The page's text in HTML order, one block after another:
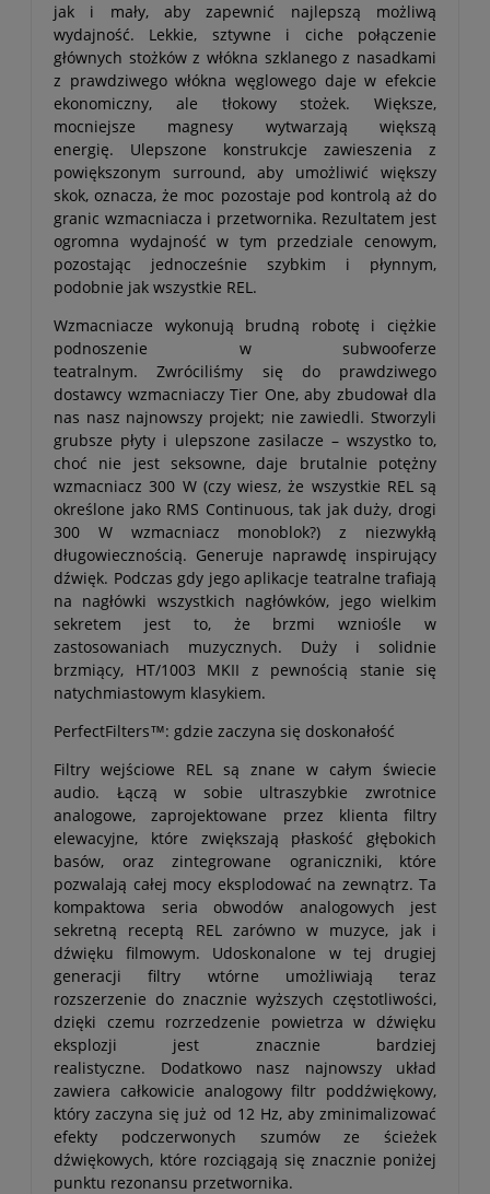
jak i mały, aby zapewnić najlepszą możliwą
wydajność. Lekkie, sztywne i ciche połączenie
głównych stożków z włókna szklanego z nasadkami
z prawdziwego włókna węglowego daje w efekcie
ekonomiczny, ale tłokowy stożek. Większe,
mocniejsze magnesy wytwarzają większą
energię. Ulepszone konstrukcje zawieszenia z
powiększonym surround, aby umożliwić większy
skok, oznacza, że moc pozostaje pod kontrolą aż do
granic wzmacniacza i przetwornika. Rezultatem jest
ogromna wydajność w tym przedziale cenowym,
pozostając jednocześnie szybkim i płynnym,
podobnie jak wszystkie REL.
Wzmacniacze wykonują brudną robotę i ciężkie
podnoszenie w subwooferze
teatralnym. Zwróciliśmy się do prawdziwego
dostawcy wzmacniaczy Tier One, aby zbudował dla
nas nasz najnowszy projekt; nie zawiedli. Stworzyli
grubsze płyty i ulepszone zasilacze – wszystko to,
choć nie jest seksowne, daje brutalnie potężny
wzmacniacz 300 W (czy wiesz, że wszystkie REL są
określone jako RMS Continuous, tak jak duży, drogi
300 W wzmacniacz monoblok?) z niezwykłą
długowiecznością. Generuje naprawdę inspirujący
dźwięk. Podczas gdy jego aplikacje teatralne trafiają
na nagłówki wszystkich nagłówków, jego wielkim
sekretem jest to, że brzmi wzniośle w
zastosowaniach muzycznych. Duży i solidnie
brzmiący, HT/1003 MKII z pewnością stanie się
natychmiastowym klasykiem.
PerfectFilters™: gdzie zaczyna się doskonałość
Filtry wejściowe REL są znane w całym świecie
audio. Łączą w sobie ultraszybkie zwrotnice
analogowe, zaprojektowane przez klienta filtry
elewacyjne, które zwiększają płaskość głębokich
basów, oraz zintegrowane ograniczniki, które
pozwalają całej mocy eksplodować na zewnątrz. Ta
kompaktowa seria obwodów analogowych jest
sekretną receptą REL zarówno w muzyce, jak i
dźwięku filmowym. Udoskonalone w tej drugiej
generacji filtry wtórne umożliwiają teraz
rozszerzenie do znacznie wyższych częstotliwości,
dzięki czemu rozrzedzenie powietrza w dźwięku
eksplozji jest znacznie bardziej
realistyczne. Dodatkowo nasz najnowszy układ
zawiera całkowicie analogowy filtr poddźwiękowy,
który zaczyna się już od 12 Hz, aby zminimalizować
efekty podczerwonych szumów ze ścieżek
dźwiękowych, które rozciągają się znacznie poniżej
punktu rezonansu przetwornika.